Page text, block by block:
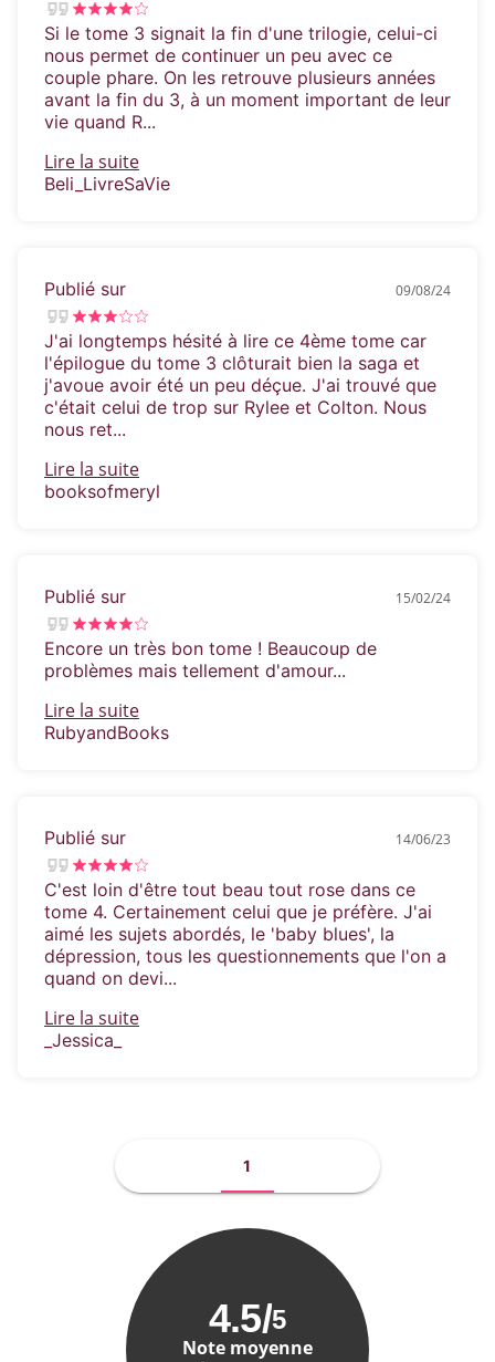
plus sexy et le plus passionné des romans
d’amour.» – Jay Crownover, auteur de best-
sellersdu New York Times
Si le tome 3 signait la fin d'une trilogie, celui-ci
nous permet de continuer un peu avec ce
couple phare. On les retrouve plusieurs années
avant la fin du 3, à un moment important de leur
vie quand R...
Lire la suite
Beli_LivreSaVie
Publié sur 09/08/24
J'ai longtemps hésité à lire ce 4ème tome car
l'épilogue du tome 3 clôturait bien la saga et
j'avoue avoir été un peu déçue. J'ai trouvé que
c'était celui de trop sur Rylee et Colton. Nous
nous ret...
Lire la suite
booksofmeryl
Publié sur 15/02/24
Encore un très bon tome ! Beaucoup de
problèmes mais tellement d'amour...
Lire la suite
RubyandBooks
Publié sur 14/06/23
C'est loin d'être tout beau tout rose dans ce
tome 4. Certainement celui que je préfère. J'ai
aimé les sujets abordés, le 'baby blues', la
dépression, tous les questionnements que l'on a
quand on devi...
Lire la suite
_Jessica_
1
4.5/5
Note moyenne